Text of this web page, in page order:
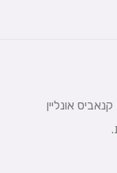
אונליין